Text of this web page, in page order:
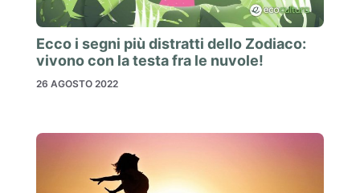
Ecco i segni più distratti dello Zodiaco:
vivono con la testa fra le nuvole!
26 AGOSTO 2022